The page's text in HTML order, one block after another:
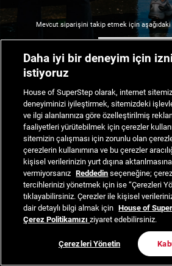
Mevcut siparişini takip etmek için
Daha iyi bir deneyim için
istiyoruz
House of SuperStep olarak, internet
deneyiminizi iyileştirmek, sitemizdeki
ve ilgi alanlarınıza göre özelleştirilmiş
faaliyetleri yürütebilmek için çerezler
sitemizin çalışması için zorunlu olan
çerezlerin kullanımına ve bu çerezler
kişisel verilerinizin yurt dışına
vermiyorsanız Reddedin seçeneğine;
tercihlerinizi yönetmek için ise “Çerezleri
tıklayabilirsiniz. Çerezler ile kişisel
dair detaylı bilgi almak için House of
Çerez Politikamızıziyaret edebilirsiniz.
Çerezleri Yönetin